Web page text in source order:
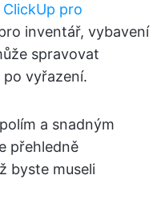
ClickUp pro
inventář, vybavení
spravovat
vyřazení.
a snadným
přehledně
byste museli